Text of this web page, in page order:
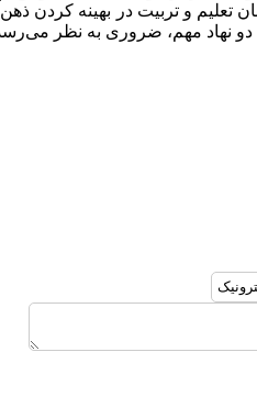
تعلیم و تربیت در بهینه کردن
دو نهاد مهم، ضروری به نظر